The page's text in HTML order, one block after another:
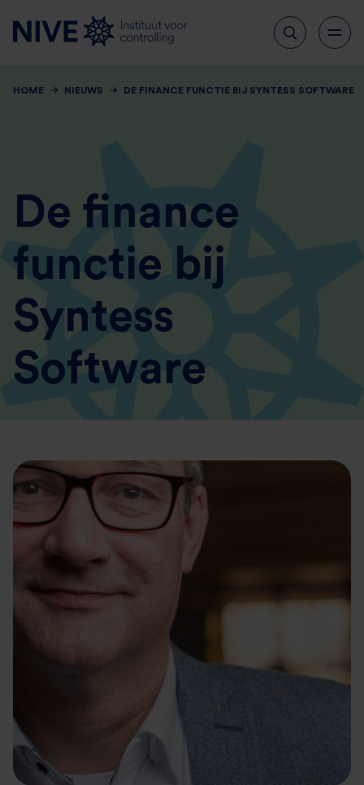
HOME NIEUWS DE FINANCE FUNCTIE BIJ SYNTESS SOFTWARE
De finance
functie bij
Syntess
Software